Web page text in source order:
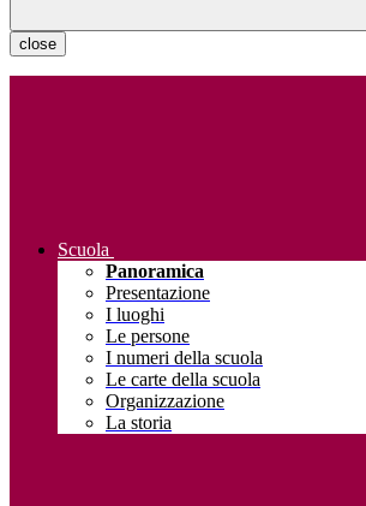
close
Scuola
Panoramica
Presentazione
I luoghi
Le persone
I numeri della scuola
Le carte della scuola
Organizzazione
La storia